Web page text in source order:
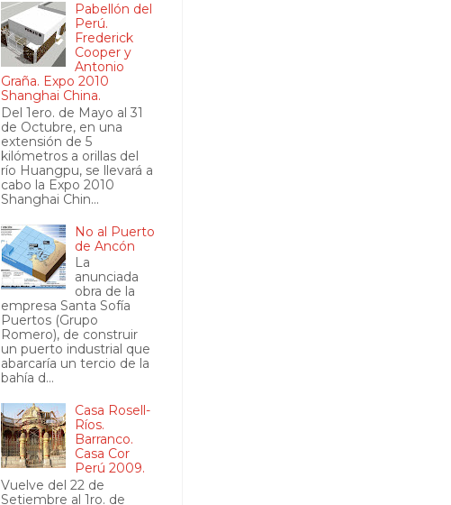
Pabellón del
Perú.
Frederick
Cooper y
Antonio
Graña. Expo 2010
Shanghai China.
Del 1ero. de Mayo al 31
de Octubre, en una
extensión de 5
kilómetros a orillas del
río Huangpu, se llevará a
cabo la Expo 2010
Shanghai Chin...
No al Puerto
de Ancón
La
anunciada
obra de la
empresa Santa Sofía
Puertos (Grupo
Romero), de construir
un puerto industrial que
abarcaría un tercio de la
bahía d...
Casa Rosell-
Ríos.
Barranco.
Casa Cor
Perú 2009.
Vuelve del 22 de
Setiembre al 1ro. de